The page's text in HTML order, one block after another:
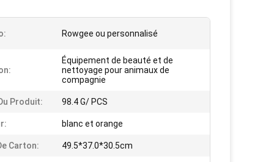
Rowgee ou personnalisé
Équipement de beauté et de
nettoyage pour animaux de
compagnie
Produit: 98.4 G/ PCS
blanc et orange
Carton: 49.5*37.0*30.5cm